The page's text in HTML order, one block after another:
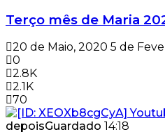
Terço mês de Maria
20 de Maio, 2020 5 de
0
2.8K
2.1K
70
depoisGuardado 14:18